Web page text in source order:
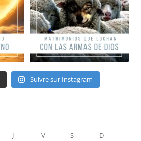
Suivre sur Instagram
J V S
D